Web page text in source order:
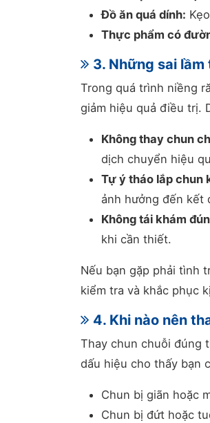
Đồ ăn quá dính:
Thực phẩm có
3. Những sai
Trong quá trình niềng
giảm hiệu quả điều trị.
Không thay chun
dịch chuyển hiệu
Tự ý tháo lắp chun
ảnh hưởng đến kết
Không tái khám
khi cần thiết.
Nếu bạn gặp phải tình
kiểm tra và khắc phục
4. Khi nào nên
Thay chun chuỗi đúng
dấu hiệu cho thấy bạn
Chun bị giãn hoặc
Chun bị đứt hoặc